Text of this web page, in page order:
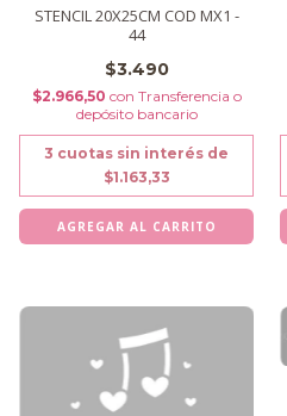
STENCIL 20X25CM COD MX1 -
44
$3.490
$2.966,50 con Transferencia o
depósito bancario
3 cuotas sin interés de
$1.163,33